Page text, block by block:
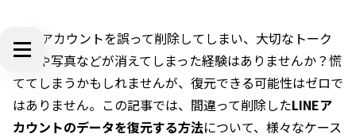
LINEアカウントを誤って削除してしまい、大切なトーク
履歴や写真などが消えてしまった経験はありませんか？慌
ててしまうかもしれませんが、復元できる可能性はゼロで
はありません。この記事では、間違って削除したLINEア
カウントのデータを復元する方法について、様々なケース